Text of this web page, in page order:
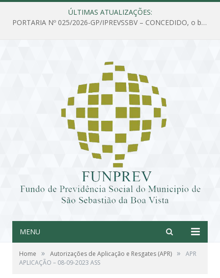
ÚLTIMAS ATUALIZAÇÕES:
PORTARIA Nº 025/2026-GP/IPREVSSBV – CONCEDIDO, o benefício de PENSÃO a MARIA ESTELA DOS SANTOS SOUZA
MENU
Home » Autorizações de Aplicação e Resgates (APR) »
APR
APLICAÇÃO – 08-09-2023 ASS